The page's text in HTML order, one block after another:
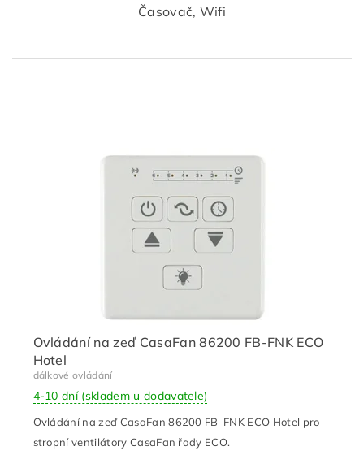
Časovač, Wifi
Ovládání na zeď CasaFan 86200 FB-FNK ECO
Hotel
dálkové ovládání
4-10 dní (skladem u dodavatele)
Ovládání na zeď CasaFan 86200 FB-FNK ECO Hotel pro
stropní ventilátory CasaFan řady ECO.